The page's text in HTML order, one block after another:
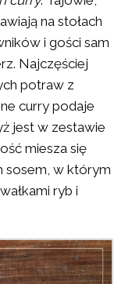
na stołach
i gości sam
Najczęściej
potraw z
curry podaje
jest w zestawie
miesza się
sosem, w którym
ryb i